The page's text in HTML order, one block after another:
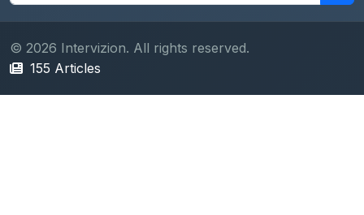
© 2026 Intervizion. All rights reserved.
155 Articles